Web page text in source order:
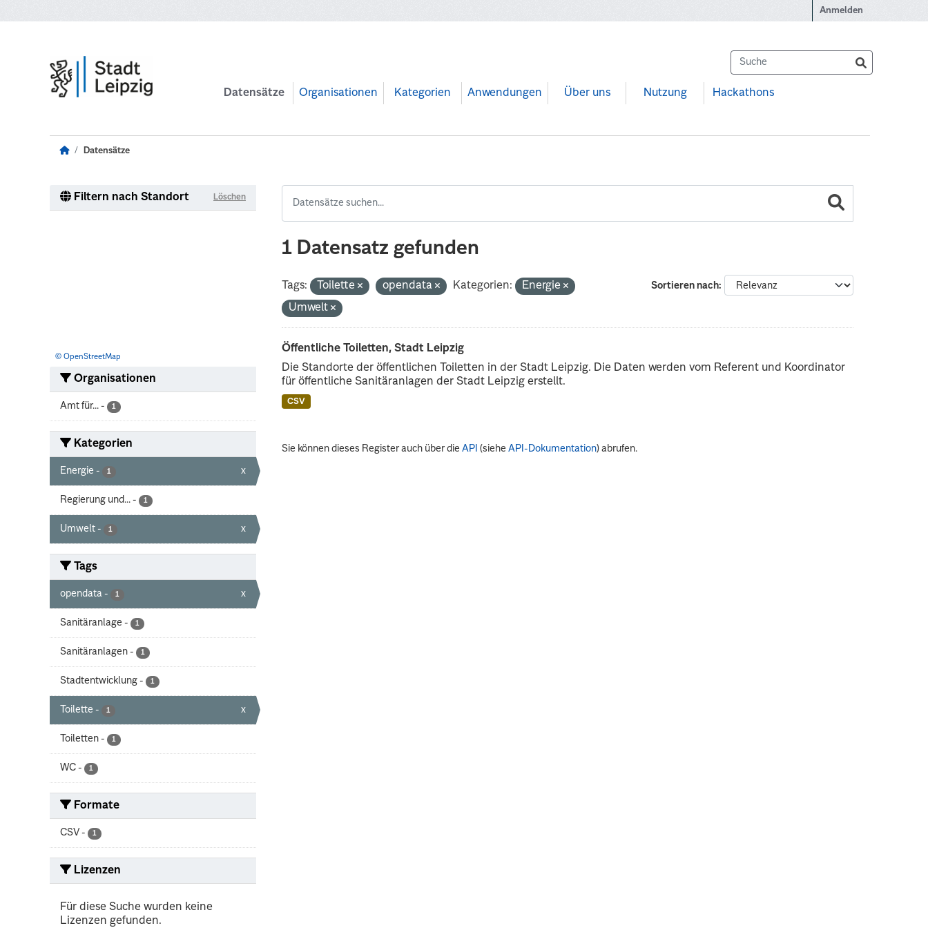
Anmelden
Datensätze Organisationen Kategorien Anwendungen Über uns Nutzung Hackathons
Datensätze
Filtern nach Standort Löschen
© OpenStreetMap
Organisationen
Amt für... - 1
Kategorien
Energie - 1 x
Regierung und... - 1
Umwelt - 1 x
Tags
opendata - 1 x
Sanitäranlage - 1
Sanitäranlagen - 1
Stadtentwicklung - 1
Toilette - 1 x
Toiletten - 1
WC - 1
Formate
CSV - 1
Lizenzen
Für diese Suche wurden keine
Lizenzen gefunden.
1 Datensatz gefunden
Sortieren nach
Tags: Toilette opendata Kategorien:
Energie
Umwelt
Öffentliche Toiletten, Stadt Leipzig
Die Standorte der öffentlichen Toiletten in der Stadt Leipzig. Die Daten werden vom Referent und Koordinator
für öffentliche Sanitäranlagen der Stadt Leipzig erstellt.
CSV
Sie können dieses Register auch über dieAPI (sieheAPI-Dokumentation) abrufen.